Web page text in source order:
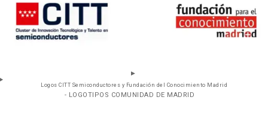
Logos CITT Semiconductores y Fundación del Conocimiento Madrid
- LOGOTIPOS COMUNIDAD DE MADRID